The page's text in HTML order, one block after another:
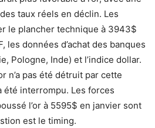
taux réels en déclin. Les
le plancher technique à 3943$
les données d’achat des banques
Pologne, Inde) et l’indice dollar.
n’a pas été détruit par cette
été interrompu. Les forces
l’or à 5595$ en janvier sont
est le timing.